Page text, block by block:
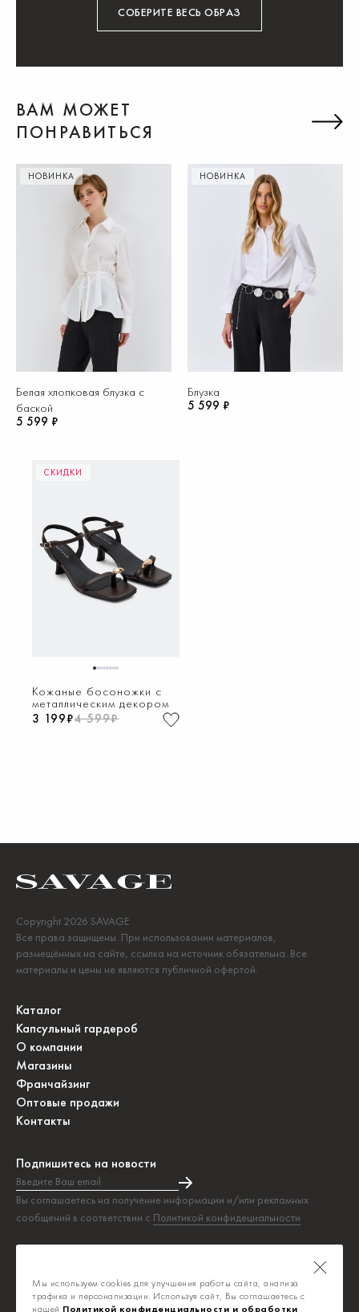
СОБЕРИТЕ ВЕСЬ ОБРАЗ
ВАМ МОЖЕТ
ПОНРАВИТЬСЯ
НОВИНКА
Белая хлопковая блузка с
баской
5 599 ₽
НОВИНКА
Блузка
5 599 ₽
СКИДКИ
12345678
Кожаные босоножки с
металлическим декором
3 199₽4 599₽
Copyright 2026 SAVAGE
Все права защищены. При использовании материалов,
размещённых на сайте, ссылка на источник обязательна. Все
материалы и цены не являются публичной офертой.
Каталог
Капсульный гардероб
О компании
Магазины
Франчайзинг
Оптовые продажи
Контакты
Подпишитесь на новости
Введите Ваш email
Вы соглашаетесь на получение информации и/или рекламных
сообщений в соответствии с Политикой конфидециальности
Подписка на новости прошла успешно!
Политика конфиденциальности
Публичная оферта
Мы используем cookies для улучшения работы сайта, анализа
трафика и персонализации. Используя сайт, Вы соглашаетесь с
нашей Политикой конфиденциальности и обработки